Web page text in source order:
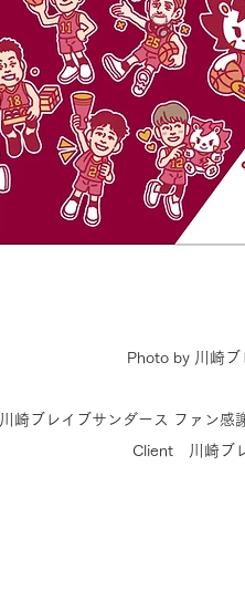
Photo by 川崎ブ
川崎ブレイブサンダース ファン感
Client 川崎ブ